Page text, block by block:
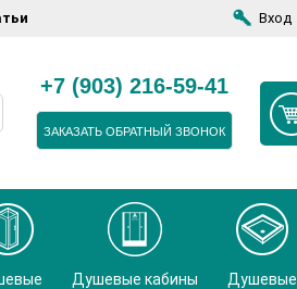
Вход
+7 (903) 216-59-41
ЗАКАЗАТЬ ОБРАТНЫЙ ЗВОНОК
Душевые кабины
Душевые